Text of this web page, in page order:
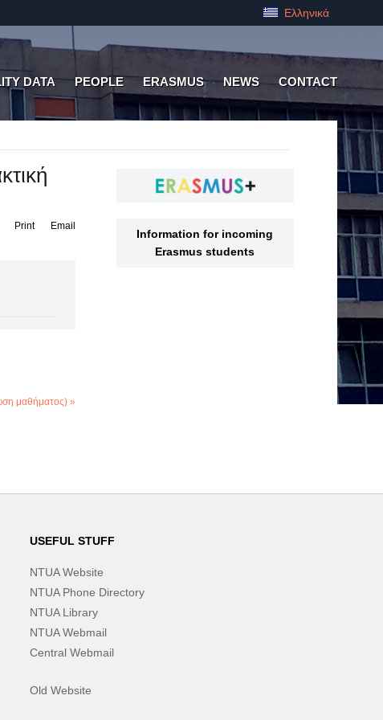
Ελληνικά
DATA PEOPLE ERASMUS NEWS CONTACT
Email
Print
μαθήματος) »
Information for incoming
Erasmus students
USEFUL STUFF
NTUA Website
NTUA Phone Directory
NTUA Library
NTUA Webmail
Central Webmail
Old Website